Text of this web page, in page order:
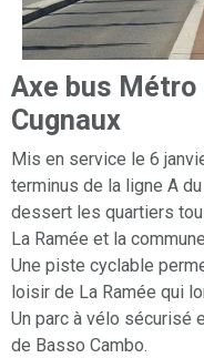
Axe bus Métro
Cugnaux
Mis en service le 6
terminus de la ligne A
dessert les quartiers
La Ramée et la
Une piste cyclable
loisir de La Ramée qui
Un parc à vélo sécurisé
de Basso Cambo.